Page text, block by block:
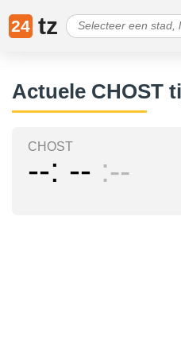
24 tz
Actuele CHOST
CHOST
-- -- --